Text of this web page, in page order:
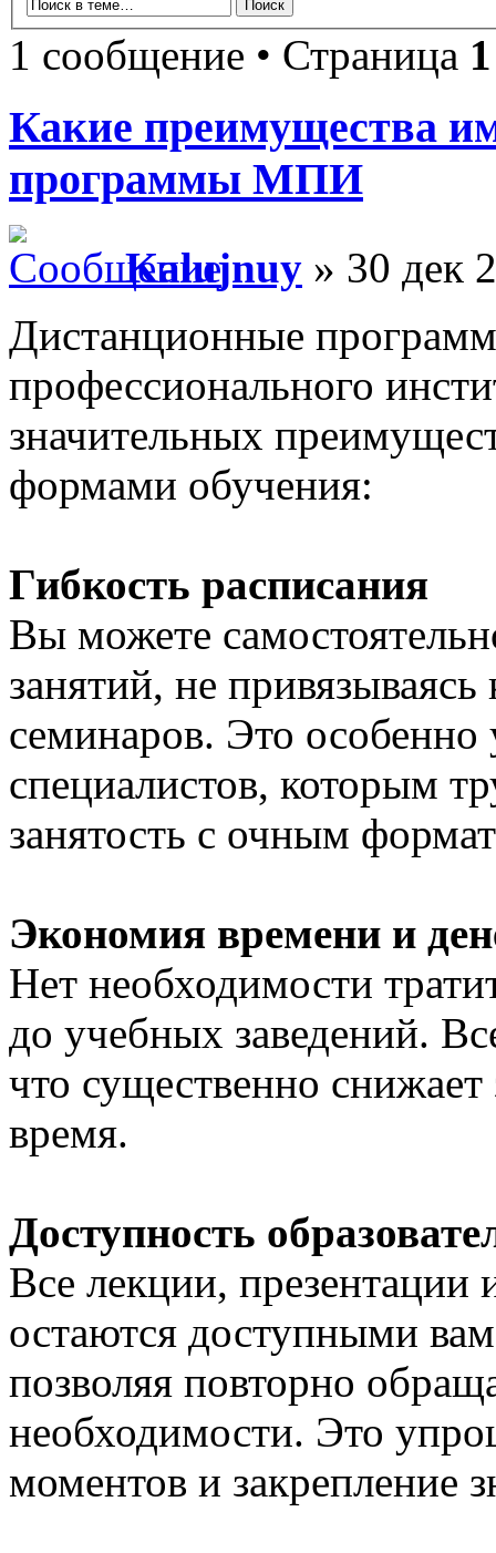
1 сообщение • Страница 1
Какие преимущества
программы МПИ
Kalujnuy » 30 дек
Дистанционные
профессионального
значительных
формами обучения:
Гибкость расписания
Вы можете
занятий, не
семинаров. Это
специалистов, которым
занятость с очным
Экономия времени и
Нет необходимости
до учебных заведений.
что существенно
время.
Доступность
Все лекции, презентации
остаются доступными
позволяя повторно
необходимости. Это
моментов и закрепление